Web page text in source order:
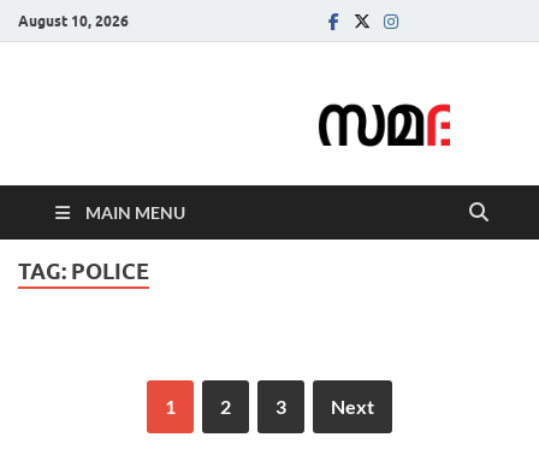
August 10, 2026
MAIN MENU
TAG: POLICE
1 2 3 Next